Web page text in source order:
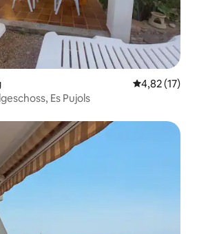
4,82 (17)
Es Pujols